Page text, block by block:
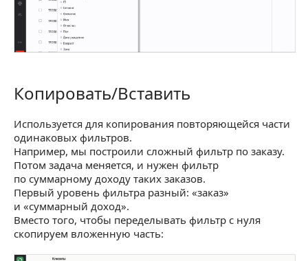
Копировать/Вставить
Копировать/Вставить
Используется для копирования повторяющейся части
одинаковых фильтров.
Например, мы построили сложный фильтр по заказу.
Потом задача меняется, и нужен фильтр
по суммарному доходу таких заказов.
Первый уровень фильтра разный: «заказ»
и «суммарный доход».
Вместо того, чтобы переделывать фильтр с нуля
скопируем вложенную часть: